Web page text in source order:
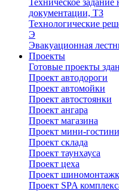
Техническое задание
документации, ТЗ
Технологические
Э
Эвакуационная
Проекты
Готовые проекты
Проект автодороги
Проект автомойки
Проект автостоянки
Проект ангара
Проект магазина
Проект мини-
Проект склада
Проект таунхауса
Проект цеха
Проект
Проект SPA